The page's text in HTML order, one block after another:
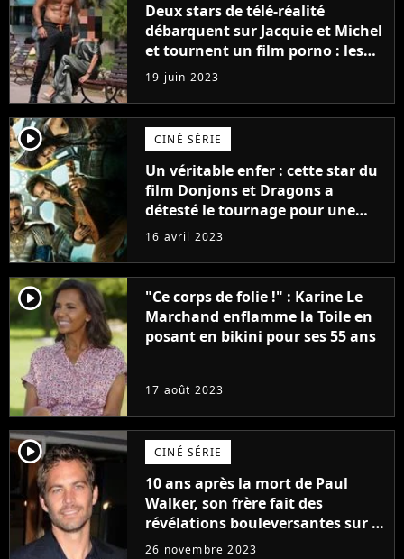
Deux stars de télé-réalité
débarquent sur Jacquie et Michel
et tournent un film porno : les
premières images du tournage
(exclu)
19 juin 2023
player2 CINÉ SÉRIE
Un véritable enfer : cette star du
film Donjons et Dragons a
détesté le tournage pour une
raison très spéciale
16 avril 2023
player2
"Ce corps de folie !" : Karine Le
Marchand enflamme la Toile en
posant en bikini pour ses 55 ans
17 août 2023
player2 CINÉ SÉRIE
10 ans après la mort de Paul
Walker, son frère fait des
révélations bouleversantes sur la
réaction des acteurs de Fast and
26 novembre 2023